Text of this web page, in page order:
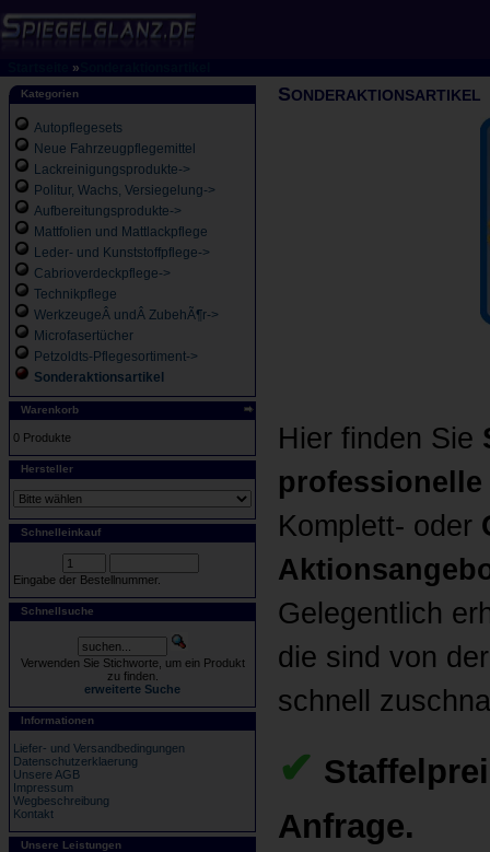
»
Kategorien
Autopflegesets
Neue Fahrzeugpflegemittel
Lackreinigungsprodukte->
Politur, Wachs, Versiegelung->
Aufbereitungsprodukte->
Mattfolien und Mattlackpflege
Leder- und Kunststoffpflege->
Cabrioverdeckpflege->
Technikpflege
WerkzeugeÂ undÂ ZubehÃ¶r->
Microfasertücher
Petzoldts-Pflegesortiment->
Sonderaktionsartikel
Warenkorb
0 Produkte
Hersteller
Schnelleinkauf
Eingabe der Bestellnummer.
Schnellsuche
Verwenden Sie Stichworte, um ein Produkt
zu finden.
erweiterte Suche
Informationen
Liefer- und Versandbedingungen
Datenschutzerklaerung
Unsere AGB
Impressum
Wegbeschreibung
Kontakt
Unsere Leistungen
SONDERAKTIONSARTIKEL
Hier finden Sie
Komplett- oder
Gelegentlich
die sind von
schnell
✔
Anfrage.